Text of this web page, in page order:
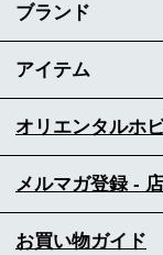
ブランド
アイテム
オリエンタルホ
メルマガ登録 -
お買い物ガイド